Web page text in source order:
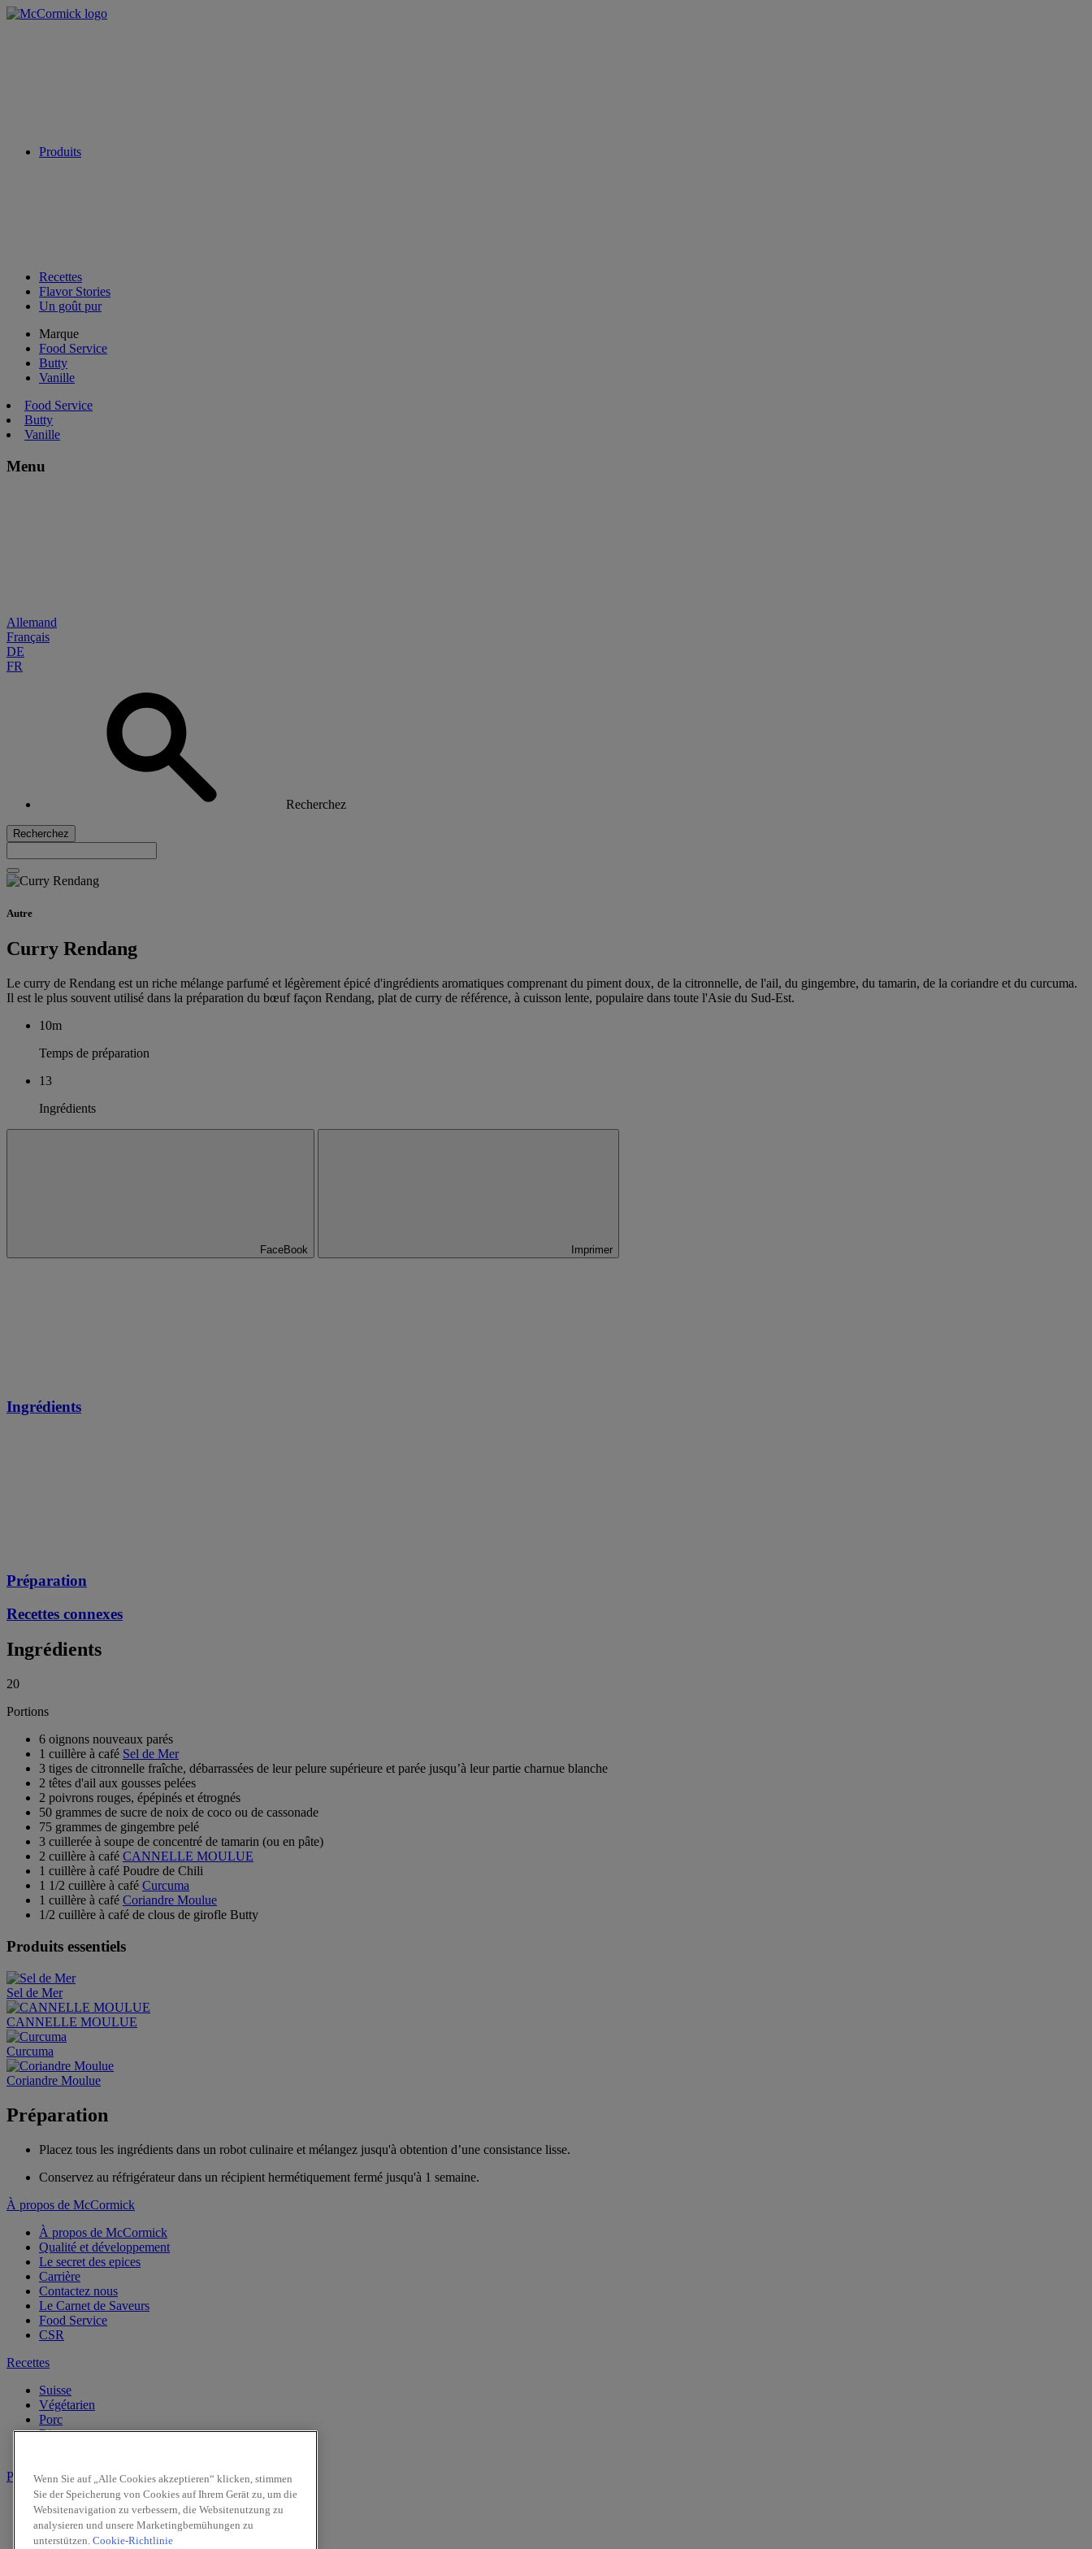
Produits
Recettes
Flavor Stories
Un goût pur
Marque
Food Service
Butty
Vanille
Food Service
Butty
Vanille
Menu
Allemand
Français
DE
FR
Recherchez
Recherchez
Autre
Curry Rendang
Le curry de Rendang est un riche mélange parfumé et légèrement épicé d'ingrédients aromatiques comprenant du piment doux, de la citronnelle, de l'ail, du gingembre, du tamarin, de la coriandre et du curcuma.
Il est le plus souvent utilisé dans la préparation du bœuf façon Rendang, plat de curry de référence, à cuisson lente, populaire dans toute l'Asie du Sud-Est.
10m
Temps de préparation
13
Ingrédients
FaceBook Imprimer
Ingrédients
Préparation
Recettes connexes
Ingrédients
20
Portions
6 oignons nouveaux parés
1 cuillère à café Sel de Mer
3 tiges de citronnelle fraîche, débarrassées de leur pelure supérieure et parée jusqu’à leur partie charnue blanche
2 têtes d'ail aux gousses pelées
2 poivrons rouges, épépinés et étrognés
50 grammes de sucre de noix de coco ou de cassonade
75 grammes de gingembre pelé
3 cuillerée à soupe de concentré de tamarin (ou en pâte)
2 cuillère à café CANNELLE MOULUE
1 cuillère à café Poudre de Chili
1 1/2 cuillère à café Curcuma
1 cuillère à café Coriandre Moulue
1/2 cuillère à café de clous de girofle Butty
Produits essentiels
Sel de Mer
CANNELLE MOULUE
Curcuma
Coriandre Moulue
Préparation
Placez tous les ingrédients dans un robot culinaire et mélangez jusqu'à obtention d’une consistance lisse.
Conservez au réfrigérateur dans un récipient hermétiquement fermé jusqu'à 1 semaine.
À propos de McCormick
À propos de McCormick
Qualité et développement
Le secret des epices
Carrière
Contactez nous
Le Carnet de Saveurs
Food Service
CSR
Recettes
Suisse
Végétarien
Porc
Riz
Produits
Vanille
Herbes
Epices
Wenn Sie auf „Alle Cookies akzeptieren“ klicken, stimmen
Sie der Speicherung von Cookies auf Ihrem Gerät zu, um die
Websitenavigation zu verbessern, die Websitenutzung zu
analysieren und unsere Marketingbemühungen zu
unterstützen. Cookie-Richtlinie